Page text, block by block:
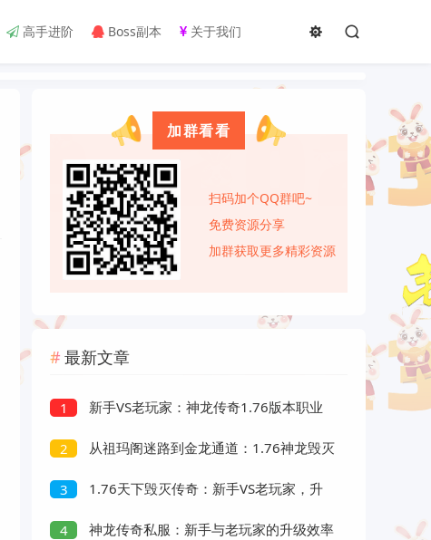
高手进阶 Boss副本 关于我们
加群看看
扫码加个QQ群吧~
免费资源分享
加群获取更多精彩资源
最新文章
1
新手VS老玩家：神龙传奇1.76版本职业
2
从祖玛阁迷路到金龙通道：1.76神龙毁灭
3
1.76天下毁灭传奇：新手VS老玩家，升
4
神龙传奇私服：新手与老玩家的升级效率